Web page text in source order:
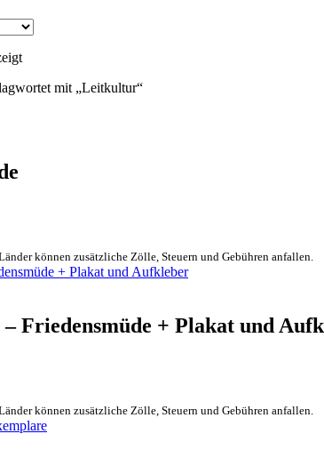
mit „Leitkultur“
können zusätzliche Zölle, Steuern und Gebühren anfallen.
– Friedensmüde + Plakat und
können zusätzliche Zölle, Steuern und Gebühren anfallen.